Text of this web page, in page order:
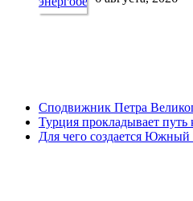
Сподвижник Петра
Турция прокладывает
Для чего создается